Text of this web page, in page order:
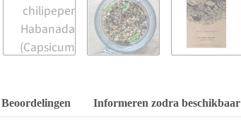
Beoordelingen Informeren zodra beschikbaar